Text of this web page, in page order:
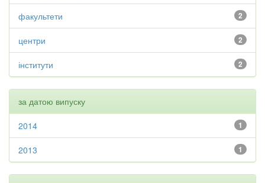
2
факультети
2
центри
2
інститути
за датою випуску
1
2014
1
2013